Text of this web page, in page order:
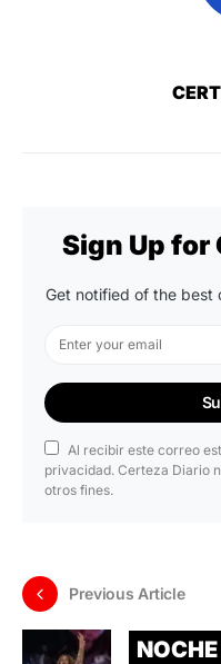
Sign Up
Get notified of the best
Al recibir este correo
privacidad. Certeza Diario
otros fines.
Previous Article